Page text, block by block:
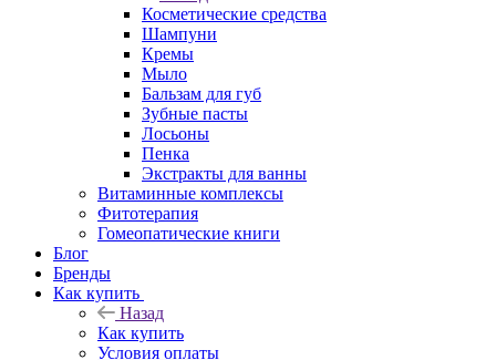
Косметические средства
Шампуни
Кремы
Мыло
Бальзам для губ
Зубные пасты
Лосьоны
Пенка
Экстракты для ванны
Витаминные комплексы
Фитотерапия
Гомеопатические книги
Блог
Бренды
Как купить
Назад
Как купить
Условия оплаты